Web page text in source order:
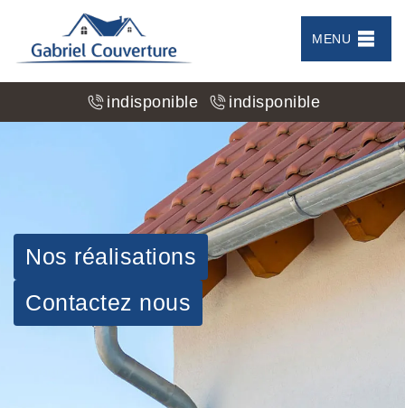
MENU
indisponible indisponible
Nos réalisations
Contactez nous